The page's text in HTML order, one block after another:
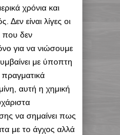
χρόνια και
Δεν είναι λίγες οι
που δεν
για να νιώσουμε
με ύποπτη
αυτή η χημική
να σημαίνει πως
με το άγχος αλλά